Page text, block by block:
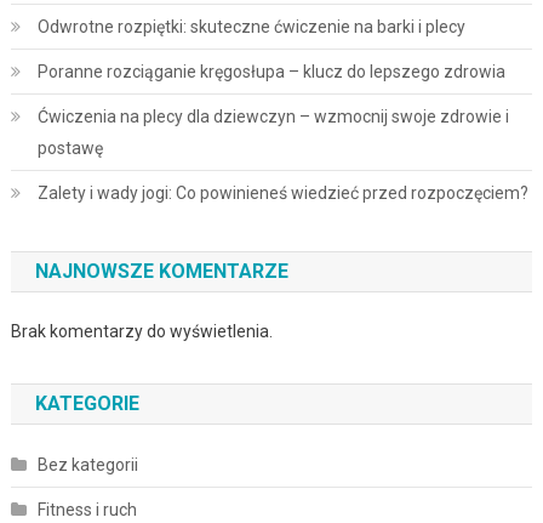
Odwrotne rozpiętki: skuteczne ćwiczenie na barki i plecy
Poranne rozciąganie kręgosłupa – klucz do lepszego zdrowia
Ćwiczenia na plecy dla dziewczyn – wzmocnij swoje zdrowie i
postawę
Zalety i wady jogi: Co powinieneś wiedzieć przed rozpoczęciem?
NAJNOWSZE KOMENTARZE
Brak komentarzy do wyświetlenia.
KATEGORIE
Bez kategorii
Fitness i ruch